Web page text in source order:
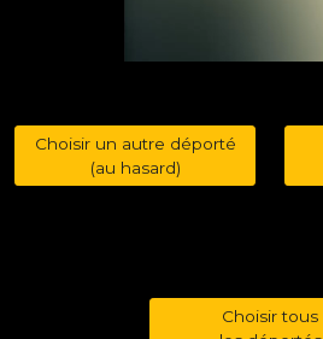
Choisir un autre déporté
(au hasard)
Choisir tous